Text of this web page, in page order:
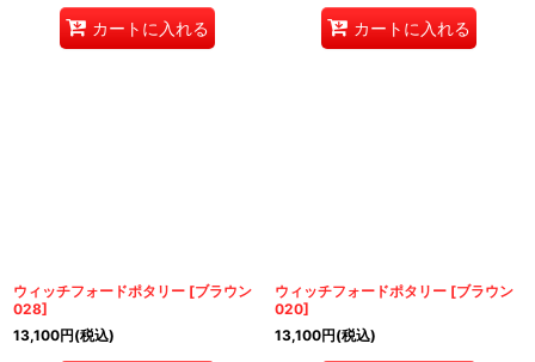
カートに入れる カートに入れる
ウィッチフォードポタリー [ブラウン
028]
13,100円(税込)
ウィッチフォードポタリー [ブラウン
020]
13,100円(税込)